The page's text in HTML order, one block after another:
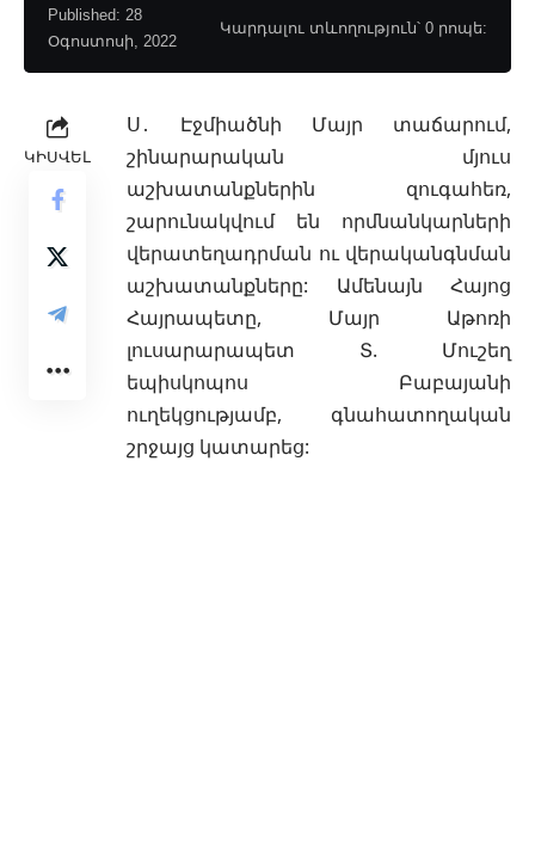
Published: 28
Օգոստոսի, 2022
Կարդալու տևողություն՝ 0 րոպե:
ԿԻՍՎԵԼ
Ս․ Էջմիածնի Մայր տաճարում,
շինարարական մյուս
աշխատանքներին զուգահեռ,
շարունակվում են որմնանկարների
վերատեղադրման ու վերականգնման
աշխատանքները: Ամենայն Հայոց
Հայրապետը, Մայր Աթոռի
լուսարարապետ Տ. Մուշեղ
եպիսկոպոս Բաբայանի
ուղեկցությամբ, գնահատողական
շրջայց կատարեց: